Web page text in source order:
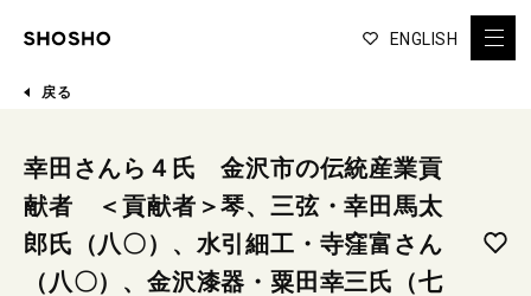
ENGLISH
戻る
幸田さんら４氏 金沢市の伝統産業貢
献者 ＜貢献者＞琴、三弦・幸田馬太
郎氏（八〇）、水引細工・寺窪富さん
（八〇）、金沢漆器・粟田幸三氏（七